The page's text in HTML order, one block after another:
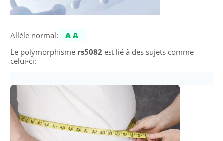
Allèle normal:
AA
Le polymorphisme rs5082 est lié à des sujets comme
celui-ci: